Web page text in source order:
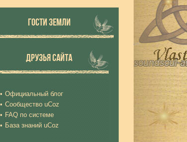
ГОСТИ ЗЕМЛИ
ДРУЗЬЯ САЙТА
Официальный блог
Сообщество uCoz
FAQ по системе
База знаний uCoz